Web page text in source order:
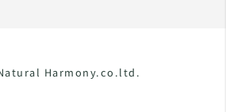
Harmony.co.ltd.